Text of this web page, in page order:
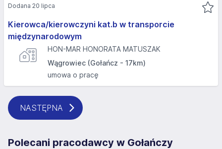
Kierowca/kierowczyni kat.b w transporcie
międzynarodowym
HON-MAR HONORATA MATUSZAK
Wągrowiec (Gołańcz - 17km)
umowa o pracę
Dodana 20 lipca
NASTĘPNA
Polecani pracodawcy w Gołańczy